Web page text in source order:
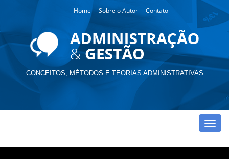
Home Sobre o Autor Contato
CONCEITOS, MÉTODOS E TEORIAS ADMINISTRATIVAS